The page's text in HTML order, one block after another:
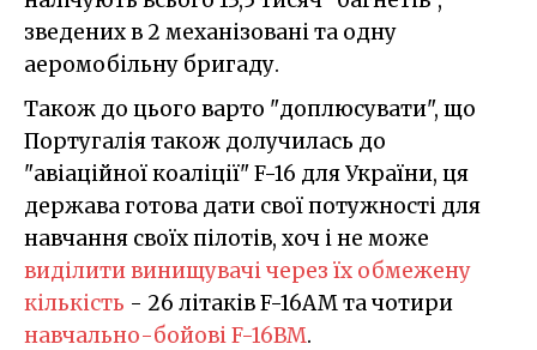
зведених в 2 механізовані та одну
аеромобільну бригаду.
Також до цього варто "доплюсувати", що
Португалія також долучилась до
"авіаційної коаліції" F-16 для України, ця
держава готова дати свої потужності для
навчання своїх пілотів, хоч і не може
виділити винищувачі через їх обмежену
кількість - 26 літаків F-16AM та чотири
навчально-бойові F-16BM.